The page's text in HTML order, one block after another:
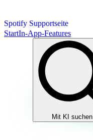
Spotify Supportseite
StartIn-App-Features
Mit KI suchen